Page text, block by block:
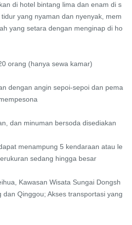
di hotel bintang lima dan enam di s
yang nyaman dan nyenyak, mem
yang setara dengan menginap di ho
orang (hanya sewa kamar)
dengan angin sepoi-sepoi dan pema
dan minuman bersoda disediakan
menampung 5 kendaraan atau le
sedang hingga besar
Kawasan Wisata Sungai Dongsh
Qinggou; Akses transportasi yang